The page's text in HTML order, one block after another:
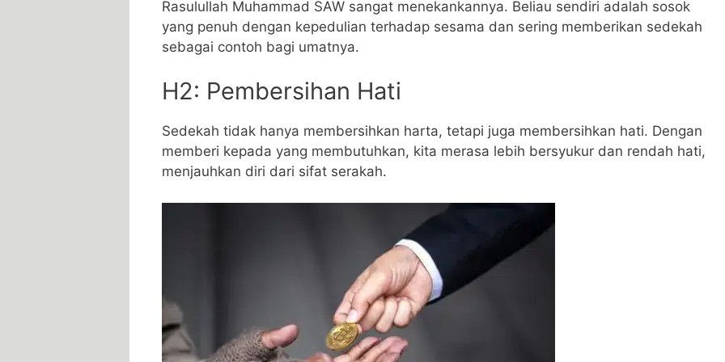
Rasulullah Muhammad SAW sangat menekankannya. Beliau sendiri adalah sosok
yang penuh dengan kepedulian terhadap sesama dan sering memberikan sedekah
sebagai contoh bagi umatnya.
H2: Pembersihan Hati
Sedekah tidak hanya membersihkan harta, tetapi juga membersihkan hati. Dengan
memberi kepada yang membutuhkan, kita merasa lebih bersyukur dan rendah hati,
menjauhkan diri dari sifat serakah.